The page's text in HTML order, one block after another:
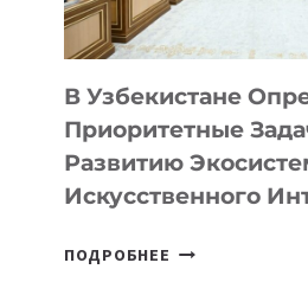
В Узбекистане
Приоритетные
Развитию
Искусственного
ПОДРОБНЕЕ